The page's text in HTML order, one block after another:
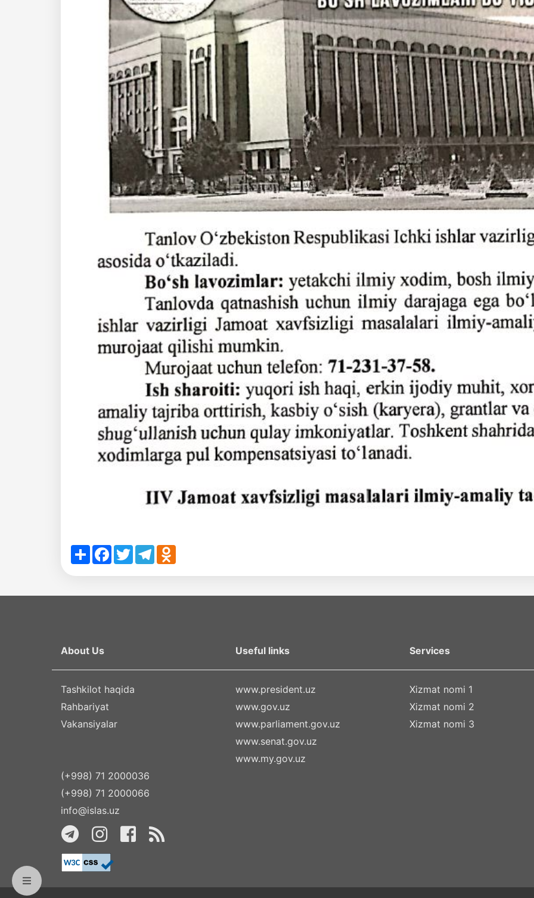
ShareFacebook
TwitterTelegramOdnoklassniki
About Us Useful links Services
Tashkilot haqida
Rahbariyat
Vakansiyalar
www.president.uz
www.gov.uz
www.parliament.gov.uz
www.senat.gov.uz
www.my.gov.uz
Xizmat nomi 1
Xizmat nomi 2
Xizmat nomi 3
(+998) 71 2000036
(+998) 71 2000066
info@islas.uz